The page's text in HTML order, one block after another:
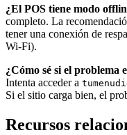
¿El POS tiene modo
completo. La
tener una conexión de
Wi-Fi).
¿Cómo sé si el problema
Intenta acceder a
Si el sitio carga bien, el
Recursos